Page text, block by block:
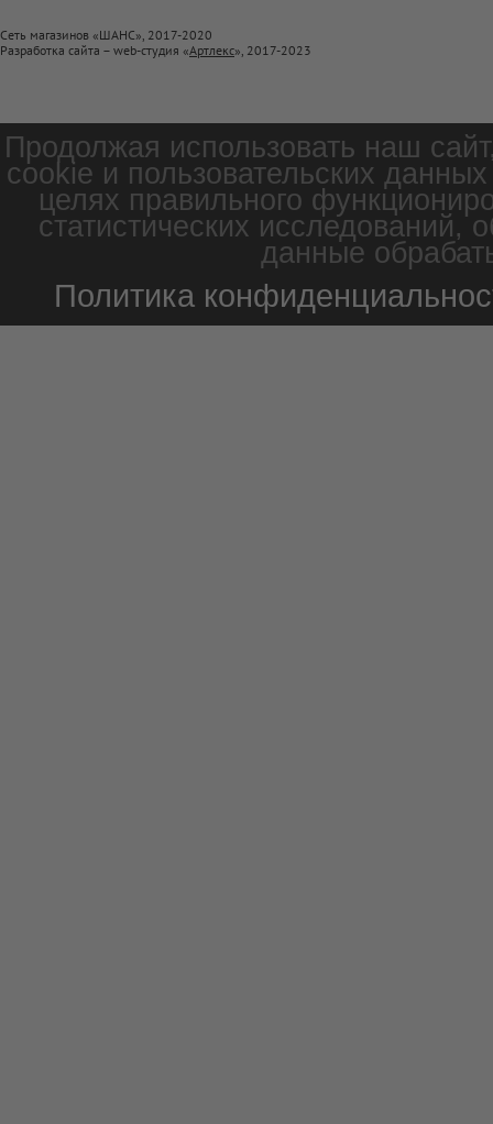
Сеть магазинов «ШАНС», 2017-2020
Разработка сайта – web-студия «Артлекс», 2017-2023
Продолжая использовать наш
cookie и пользовательских
целях правильного
статистических
данные
Политика